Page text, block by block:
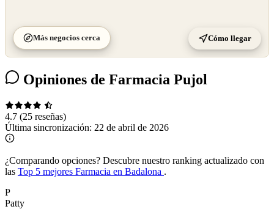
Más negocios cerca Cómo llegar
Opiniones de Farmacia Pujol
4.7 (25 reseñas)
Última sincronización: 22 de abril de 2026
¿Comparando opciones? Descubre nuestro ranking actualizado con
las Top 5 mejores Farmacia en Badalona .
P
Patty